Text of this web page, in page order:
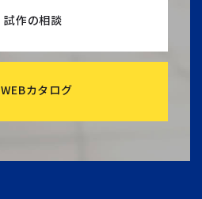
試作の相談
WEBカタログ